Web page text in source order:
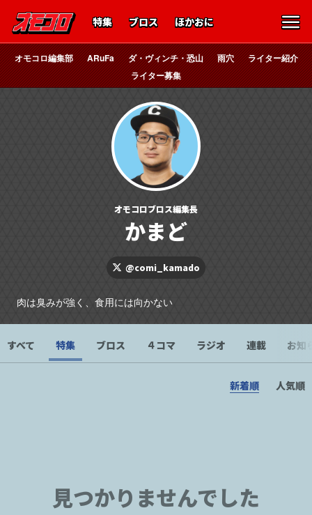
特集 ブロス ほかおに
オモコロ編集部 ARuFa ダ・ヴィンチ・恐山 雨穴
ライター紹介
ライター募集
オモコロブロス編集長
かまど
@comi_kamado
肉は臭みが強く、食用には向かない
すべて 特集 ブロス ４コマ ラジオ 連載 お知
新着順 人気順
見つかりませんでした